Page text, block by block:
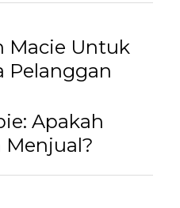
Macie Untuk
Pelanggan
Apakah
Menjual?